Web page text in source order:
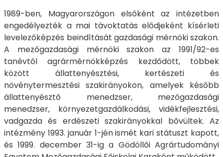
1989-ben, Magyarországon elsőként az intézetben
engedélyezték a mai távoktatás elődjeként kísérleti
levelezőképzés beindítását gazdasági mérnöki szakon.
A mezőgazdasági mérnöki szakon az 1991/92-es
tanévtől agrármérnökképzés kezdődött, többek
között állattenyésztési, kertészeti és
növénytermesztési szakirányokon, amelyek később
állattenyésztő menedzser, mezőgazdasági
menedzser, környezetgazdálkodási, vidékfejlesztési,
vadgazda és erdészeti szakirányokkal bővültek. Az
intézmény 1993. január 1-jén ismét kari státuszt kapott,
és 1999. december 31-ig a Gödöllői Agrártudományi